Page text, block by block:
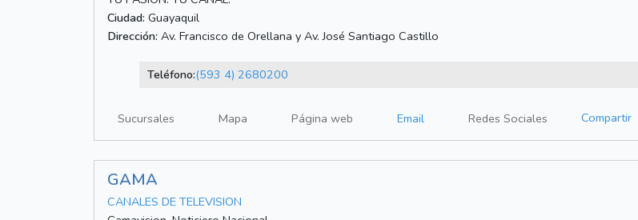
Ciudad: Guayaquil
Dirección: Av. Francisco de Orellana y Av. José Santiago Castillo
Teléfono:(593 4) 2680200
Sucursales Mapa Página web Email Redes Sociales Compartir
GAMA
CANALES DE TELEVISION